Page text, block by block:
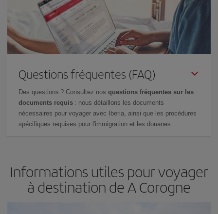
Questions fréquentes (FAQ)
Des questions ? Consultez nos questions fréquentes sur les
documents requis : nous détaillons les documents
nécessaires pour voyager avec Iberia, ainsi que les procédures
spécifiques requises pour l'immigration et les douanes.
Informations utiles pour voyager
à destination de A Corogne